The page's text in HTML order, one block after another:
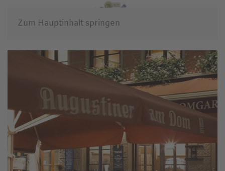
Zum Hauptinhalt springen